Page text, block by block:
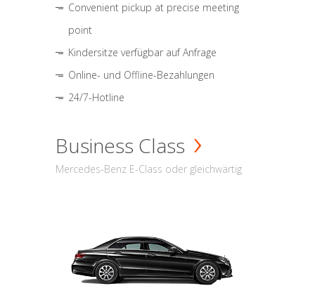
Convenient pickup at precise meeting
point
Kindersitze verfügbar auf Anfrage
Online- und Offline-Bezahlungen
24/7-Hotline
Business Class
Mercedes-Benz E-Class oder gleichwärtig